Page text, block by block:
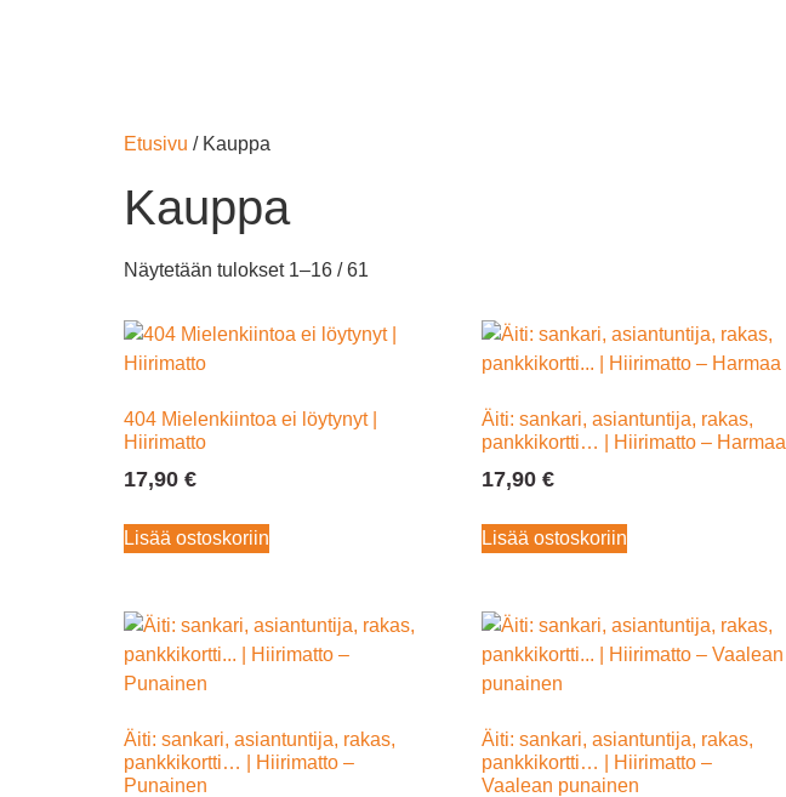
Etusivu / Kauppa
Kauppa
Näytetään tulokset 1–16 / 61
404 Mielenkiintoa ei löytynyt |
Hiirimatto
17,90 €
Lisää ostoskoriin
Äiti: sankari, asiantuntija, rakas,
pankkikortti… | Hiirimatto – Harmaa
17,90 €
Lisää ostoskoriin
Äiti: sankari, asiantuntija, rakas,
pankkikortti… | Hiirimatto –
Punainen
Äiti: sankari, asiantuntija, rakas,
pankkikortti… | Hiirimatto –
Vaalean punainen